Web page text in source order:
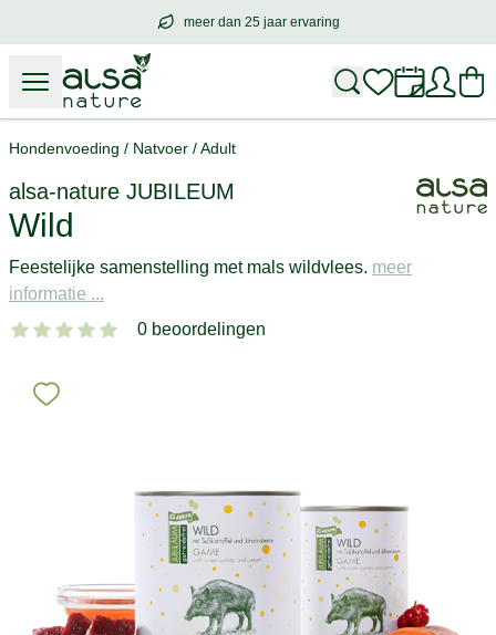
meer dan 25 jaar ervaring
meer dan25 jaar ervaring
Hondenvoeding / Natvoer /Adult
alsa-nature JUBILEUM
Wild
Feestelijke samenstelling met mals wildvlees. meer
informatie ...
0 beoordelingen